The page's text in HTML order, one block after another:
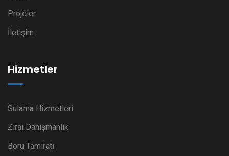
Projeler
İletişim
Hizmetler
Sulama Hizmetleri
Zirai Danışmanlık
Boru Tamiratı